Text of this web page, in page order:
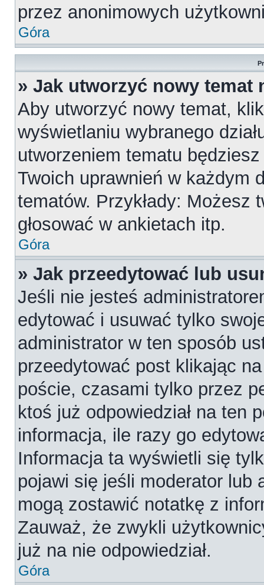
przez anonimowych
Góra
» Jak utworzyć nowy temat
Aby utworzyć nowy temat,
wyświetlaniu wybranego
utworzeniem tematu
Twoich uprawnień w każdym
tematów. Przykłady: Możesz
głosować w ankietach itp.
Góra
» Jak przeedytować lub
Jeśli nie jesteś
edytować i usuwać tylko
administrator w ten sposób
przeedytować post klikając
poście, czasami tylko przez
ktoś już odpowiedział na ten
informacja, ile razy go
Informacja ta wyświetli się
pojawi się jeśli moderator lub
mogą zostawić notatkę z
Zauważ, że zwykli
już na nie odpowiedział.
Góra